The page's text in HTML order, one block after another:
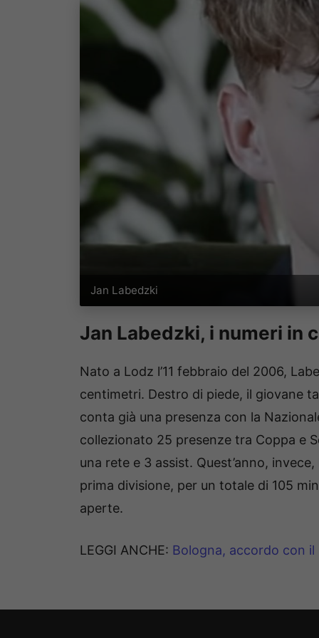
Jan Labedzki
Jan Labedzki, i numeri in
Nato a Lodz l’11 febbraio del 2006,
centimetri. Destro di piede, il giovane
conta già una presenza con la
collezionato 25 presenze tra Coppa e
una rete e 3 assist. Quest’anno,
prima divisione, per un totale di 105
aperte.
LEGGI ANCHE: Bologna, accordo con il